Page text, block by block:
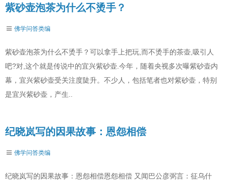
紫砂壶泡茶为什么不烫手？
佛学问答类编
紫砂壶泡茶为什么不烫手？可以拿手上把玩,而不烫手的茶壶,吸引人
吧?对,这个就是传说中的宜兴紫砂壶.今年，随着央视多次曝紫砂壶内
幕，宜兴紫砂壶受关注度陡升。不少人，包括笔者也对紫砂壶，特别
是宜兴紫砂壶，产生..
纪晓岚写的因果故事：恩怨相偿
佛学问答类编
纪晓岚写的因果故事：恩怨相偿恩怨相偿 又闻巴公彦弼言：征乌什